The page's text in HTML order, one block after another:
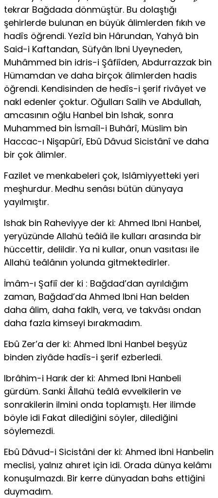
tekrar Bağdada dönmüştür. Bu dolaştığı
şehirlerde bulunan en büyük âlimlerden fıkıh ve
hadîs öğrendi. Yezîd bin Hârundan, Yahyâ bin
Said-i Kaftandan, Süfyân Ibni Uyeyneden,
Muhâmmed bin idris-i Şâfiîden, Abdurrazzak bin
Hümamdan ve daha birçok âlimlerden hadis
öğrendi. Ken­disinden de hedîs-i şerif rivâyet ve
nakl edenler çoktur. Oğulları Salih ve Abdullah,
amcasının oğlu Hanbel bin Ishak, sonra
Muhammed bin İsmaîl-i Buhârî, Müslim bin
Haccac-ı Nişapûrî, Ebû Dâvud Sicistânî ve daha
bir çok âlimler.
Fazilet ve menkabeleri çok, Islâmiyyetteki yeri
meşhurdur. Medhu senâsı bütün dünyaya
yayılmıştır.
Ishak bin Raheviyye der ki: Ahmed Ibni Hanbel,
yeryüzünde Allahü teâiâ ile kulları arasında bir
hüccettir, delildir. Ya ni kullar, onun vasıtası ile
Allahü teâlânın yolunda gitmektedirler.
İmâm-ı Şafiî der ki : Bağdad’dan ayrıldığım
zaman, Bağdad’da Ah­med Ibni Han belden
daha âlim, daha faklh, vera, ve takvâsı ondan
daha fazla kimseyi bırakmadım.
Ebû Zer’a der ki: Ahmed Ibni Hanbel beşyüz
binden ziyâde hadîs-i şerif ezberledi.
Ibrâhim-i Harık der ki: Ahmed Ibni Hanbeli
gürdüm. Sanki Âllahü teâlâ evvelkilerin ve
sonrakilerin ilmini onda toplamıştı. Her ilimde
böyle idi Fakat dilediğini söyler, dilediğini
söylemezdi.
Ebû Dâvud-i Sicistâni der ki: Ahmed ibni Hanbelin
meclisi, yalnız ahıret için idi. Orada dünya kelâmı
konuşulmazdı. Bir kerre dünyadan bahs ettiğini
duymadım.